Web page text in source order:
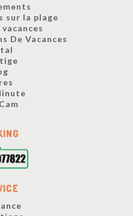
sur la plage
De Vacances